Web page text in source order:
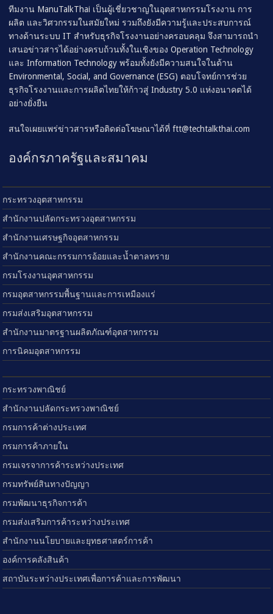
ทีมงาน ManuTalkThai เป็นผู้เชี่ยวชาญในอุตสาหกรรมโรงงาน การ
ผลิต และวิศวกรรมในสมัยใหม่ รวมถึงยังมีความรู้และประสบการณ์
ทางด้านระบบ IT สำหรับธุรกิจโรงงานอย่างครอบคลุม จึงสามารถนำ
เสนอข่าวสารได้อย่างครบถ้วนทั้งในเชิงของ Operation Technology
และ Information Technology พร้อมทั้งยังมีความสนใจในด้าน
Environmental, Social, and Governance (ESG) ตอบโจทย์การช่วย
ธุรกิจโรงงานและการผลิตไทยให้ก้าวสู่ Industry 5.0 แห่งอนาคตได้
อย่างยั่งยืน
สนใจเผยแพร่ข่าวสารหรือติดต่อโฆษณาได้ที่ftt@techtalkthai.com
องค์กรภาครัฐและสมาคม
กระทรวงอุตสาหกรรม
สำนักงานปลัดกระทรวงอุตสาหกรรม
สำนักงานเศรษฐกิจอุตสาหกรรม
สำนักงานคณะกรรมการอ้อยและน้ำตาลทราย
กรมโรงงานอุตสาหกรรม
กรมอุตสาหกรรมพื้นฐานและการเหมืองแร่
กรมส่งเสริมอุตสาหกรรม
สำนักงานมาตรฐานผลิตภัณฑ์อุตสาหกรรม
การนิคมอุตสาหกรรม
กระทรวงพาณิชย์
สำนักงานปลัดกระทรวงพาณิชย์
กรมการค้าต่างประเทศ
กรมการค้าภายใน
กรมเจรจาการค้าระหว่างประเทศ
กรมทรัพย์สินทางปัญญา
กรมพัฒนาธุรกิจการค้า
กรมส่งเสริมการค้าระหว่างประเทศ
สำนักงานนโยบายและยุทธศาสตร์การค้า
องค์การคลังสินค้า
สถาบันระหว่างประเทศเพื่อการค้าและการพัฒนา